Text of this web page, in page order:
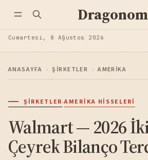
Cumartesi, 8 Ağustos 2026
ANASAYFA › ŞIRKETLER › AMERIKA
ŞIRKETLER·AMERIKA HISSELERI
Walmart — 2026
Çeyrek Bilanço